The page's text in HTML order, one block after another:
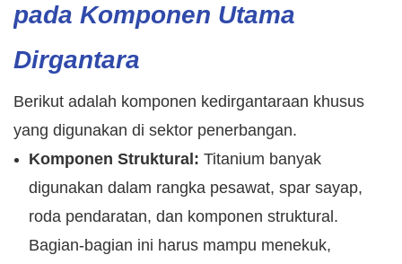
pada Komponen Utama
Dirgantara
Berikut adalah komponen kedirgantaraan khusus
yang digunakan di sektor penerbangan.
Komponen Struktural: Titanium banyak
digunakan dalam rangka pesawat, spar sayap,
roda pendaratan, dan komponen struktural.
Bagian-bagian ini harus mampu menekuk,